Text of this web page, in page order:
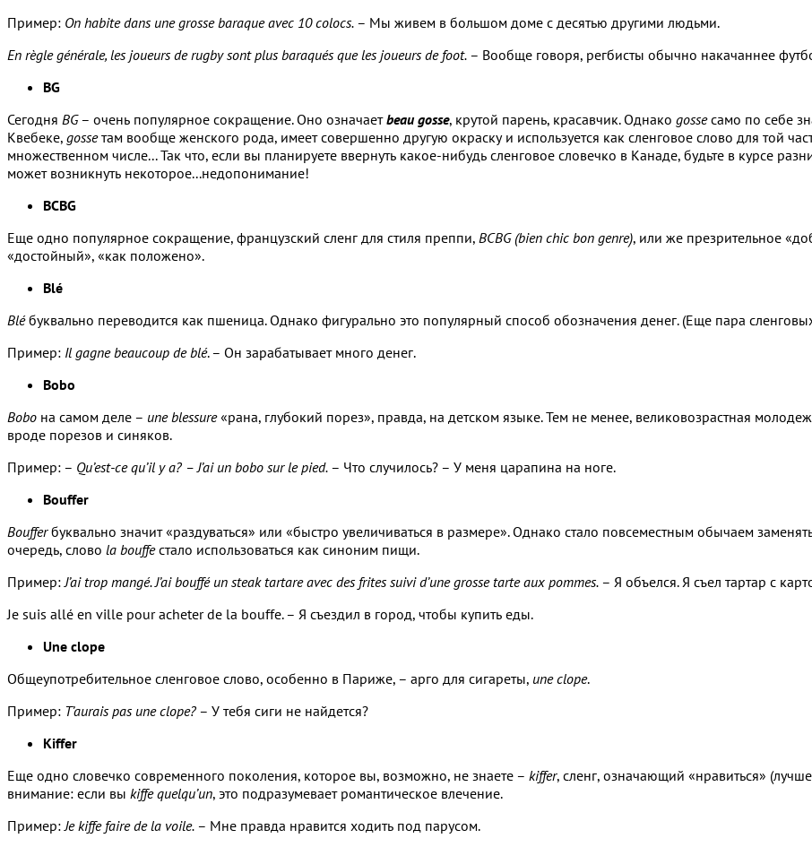
Пример: On habite dans une grosse baraque avec 10 colocs. – Мы живем в большом доме с десятью другими людьми.
En règle générale, les joueurs de rugby sont plus baraqués que les joueurs de foot. – Вообще говоря, регбисты обычно накачаннее
BG
Сегодня BG– очень популярное сокращение. Оно означаетbeau gosse, крутой парень, красавчик. Однако gosseсамо по себе
Квебеке, gosseтам вообще женского рода, имеет совершенно другую окраску и используется как сленговое слово для той
множественном числе... Так что, если вы планируете ввернуть какое-нибудь сленговое словечко в Канаде, будьте в курсе
может возникнуть некоторое...недопонимание!
BCBG
Еще одно популярное сокращение, французский сленг для стиля преппи, BCBG (bien chic bon genre), или же презрительное
«достойный», «как положено».
Blé
Bléбуквально переводится как пшеница. Однако фигурально это популярный способ обозначения денег. (Еще пара
Пример: Il gagne beaucoup de blé. – Он зарабатывает много денег.
Bobo
Bobo на самом деле – une blessure«рана, глубокий порез», правда, на детском языке. Тем не менее, великовозрастная
вроде порезов и синяков.
Пример: – Qu’est-ce qu’il y a? – J’ai un bobo sur le pied. – Что случилось? – У меня царапина на ноге.
Bouffer
Boufferбуквально значит «раздуваться» или «быстро увеличиваться в размере». Однако стало повсеместным обычаем
очередь, слово la bouffeстало использоваться как синоним пищи.
Пример: J’ai trop mangé. J’ai bouffé un steak tartare avec des frites suivi d’une grosse tarte aux pommes. – Я объелся. Я съел тартар с
Je suis allé en ville pour acheter de la bouffe. – Я съездил в город, чтобы купить еды.
Une clope
Общеупотребительное сленговое слово, особенно в Париже, – арго для сигареты, une clope.
Пример: T’aurais pas une clope? – У тебя сиги не найдется?
Kiffer
Еще одно словечко современного поколения, которое вы, возможно, не знаете – kiffer, сленг, означающий «нравиться»
внимание: если вы kiffe quelqu’un, это подразумевает романтическое влечение.
Пример: Je kiffe faire de la voile. – Мне правда нравится ходить под парусом.